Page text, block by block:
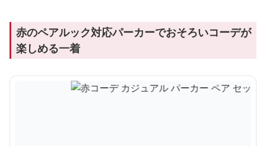
赤のペアルック対応パーカーでおそろいコーデが
楽しめる一着